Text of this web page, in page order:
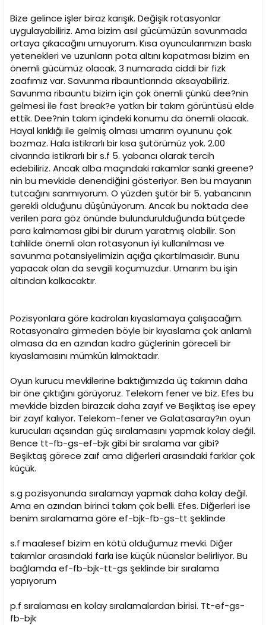
Bize gelince işler biraz karışık. Değişik rotasyonlar
uygulayabiliriz. Ama bizim asıl gücümüzün savunmada
ortaya çıkacağını umuyorum. Kısa oyuncularımızın baskı
yetenekleri ve uzunların pota altını kapatması bizim en
önemli gücümüz olacak. 3 numarada ciddi bir fizk
zaafımız var. Savunma ribauntlarında aksayabiliriz.
Savunma ribauntu bizim için çok önemli çünkü dee?nin
gelmesi ile fast break?e yatkın bir takım görüntüsü elde
ettik. Dee?nin takım içindeki konumu da önemli olacak.
Hayal kırıklığı ile gelmiş olması umarım oyununu çok
bozmaz. Hala istikrarlı bir kısa şutörümüz yok. 2.00
civarında istikrarlı bir s.f 5. yabancı olarak tercih
edebiliriz. Ancak alba maçındaki rakamlar sanki greene?
nin bu mevkide denendiğini gösteriyor. Ben bu mayanın
tutcağını sanmıyorum. O yüzden şutör bir 5. yabancının
gerekli olduğunu düşünüyorum. Ancak bu noktada dee
verilen para göz önünde bulundurulduğunda bütçede
para kalmaması gibi bir durum yaratmış olabilir. Son
tahlilde önemli olan rotasyonun iyi kullanılması ve
savunma potansiyelimizin açığa çıkartılmasıdır. Bunu
yapacak olan da sevgili koçumuzdur. Umarım bu işin
altından kalkacaktır.
Pozisyonlara göre kadroları kıyaslamaya çalışacağım.
Rotasyonalra girmeden böyle bir kıyaslama çok anlamlı
olmasa da en azından kadro güçlerinin göreceli bir
kıyaslamasını mümkün kılmaktadır.
Oyun kurucu mevkilerine baktığımızda üç takımın daha
bir öne çıktığını görüyoruz. Telekom fener ve biz. Efes bu
mevkide bizden birazcık daha zayıf ve Beşiktaş ise epey
bir zayıf kalıyor. Telekom-fener ve Galatasaray?ın oyun
kurucuları açsından güç sıralamasını yapmak kolay değil.
Bence tt-fb-gs-ef-bjk gibi bir sıralama var gibi?
Beşiktaş görece zaıf ama diğerleri arasındaki farklar çok
küçük.
s.g pozisyonunda sıralamayı yapmak daha kolay değil.
Ama en azından birinci takım çok belli. Efes. Diğerleri ise
benim sıralamama göre ef-bjk-fb-gs-tt şeklinde
s.f maalesef bizim en kötü olduğumuz mevki. Diğer
takımlar arasındaki farkı ise küçük nüanslar belirliyor. Bu
bağlamda ef-fb-bjk-tt-gs şeklinde bir sıralama
yapıyorum
p.f sıralaması en kolay sıralamalardan birisi. Tt-ef-gs-
fb-bjk